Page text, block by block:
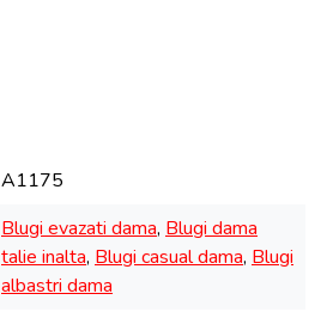
A1175
Blugi evazati dama, Blugi dama
talie inalta, Blugi casual dama, Blugi
albastri dama